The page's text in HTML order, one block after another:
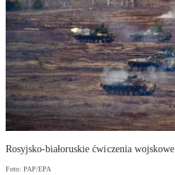
Rosyjsko-białoruskie ćwiczenia wojskowe
Foto: PAP/EPA